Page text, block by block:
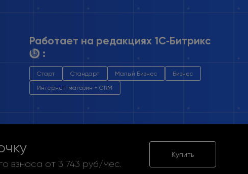
Работает на редакциях 1С‑Битрикс
:
Старт Стандарт Малый Бизнес Бизнес
Интернет-магазин + CRM
взноса от 3 743 руб/мес.
Купить